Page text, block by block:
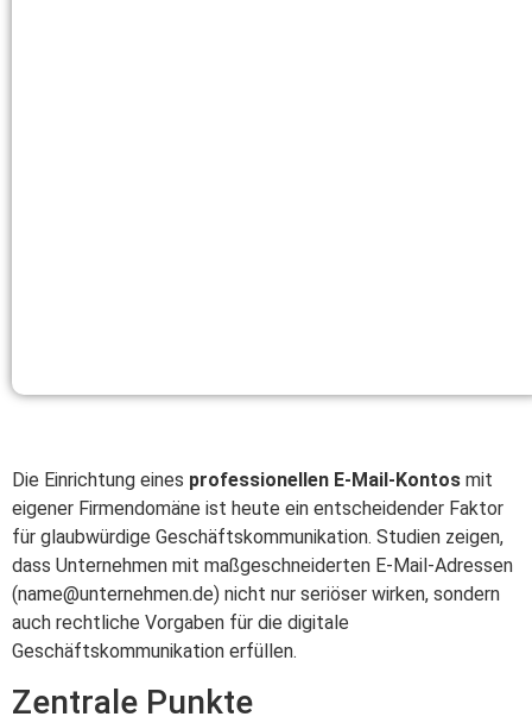
Die Einrichtung eines professionellen E-Mail-Kontos mit
eigener Firmendomäne ist heute ein entscheidender Faktor
für glaubwürdige Geschäftskommunikation. Studien zeigen,
dass Unternehmen mit maßgeschneiderten E-Mail-Adressen
(name@unternehmen.de) nicht nur seriöser wirken, sondern
auch rechtliche Vorgaben für die digitale
Geschäftskommunikation erfüllen.
Zentrale Punkte